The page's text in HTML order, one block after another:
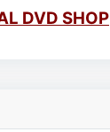
DVD SHOP